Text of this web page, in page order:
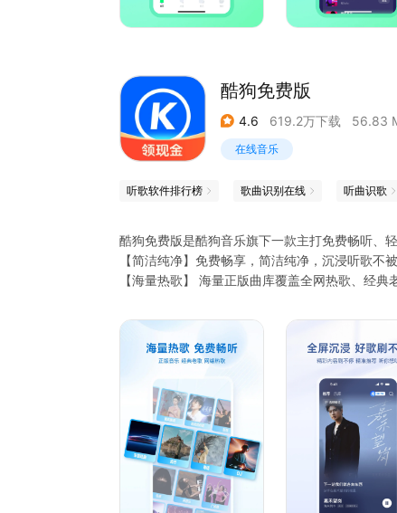
酷狗免费版
4.6 619.2万下载 56.83
在线音乐
听歌软件排行榜 歌曲识别在线 听曲识歌
酷狗免费版是酷狗音乐旗下一款主打免费畅听、
【简洁纯净】免费畅享，简洁纯净，沉浸听歌不被
【海量热歌】 海量正版曲库覆盖全网热歌、经
【全屏沉浸】 全屏沉浸式"刷歌"模式，像刷视
【超多福利】 每日定时领金币，每日提现赚现金